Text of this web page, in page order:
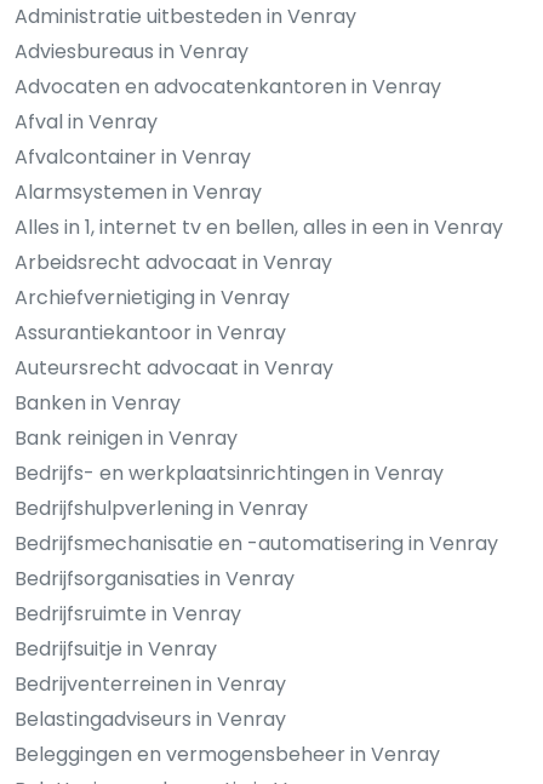
Administratie uitbesteden in Venray
Adviesbureaus in Venray
Advocaten en advocatenkantoren in Venray
Afval in Venray
Afvalcontainer in Venray
Alarmsystemen in Venray
Alles in 1, internet tv en bellen, alles in een in Venray
Arbeidsrecht advocaat in Venray
Archiefvernietiging in Venray
Assurantiekantoor in Venray
Auteursrecht advocaat in Venray
Banken in Venray
Bank reinigen in Venray
Bedrijfs- en werkplaatsinrichtingen in Venray
Bedrijfshulpverlening in Venray
Bedrijfsmechanisatie en -automatisering in Venray
Bedrijfsorganisaties in Venray
Bedrijfsruimte in Venray
Bedrijfsuitje in Venray
Bedrijventerreinen in Venray
Belastingadviseurs in Venray
Beleggingen en vermogensbeheer in Venray